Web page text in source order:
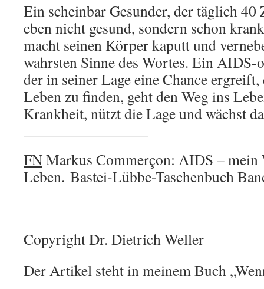
Ein scheinbar Gesunder, der täglich 40
eben nicht gesund, sondern schon
macht seinen Körper kaputt und
wahrsten Sinne des Wortes. Ein
der in seiner Lage eine Chance
Leben zu finden, geht den Weg ins
Krankheit, nützt die Lage und wächst
FNMarkus Commerçon: AIDS – mein
Leben. Bastei-Lübbe-Taschenbuch
Copyright Dr. Dietrich Weller
Der Artikel steht in meinem Buch